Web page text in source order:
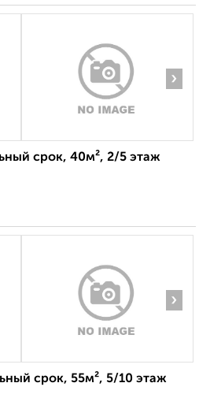
›
срок, 40м², 2/5 этаж
›
срок, 55м², 5/10 этаж